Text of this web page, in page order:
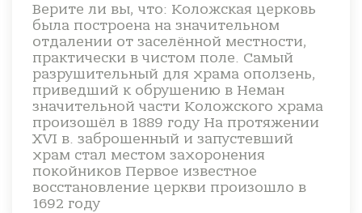
Верите ли вы, что: Коложская церковь
была построена на значительном
отдалении от заселённой местности,
практически в чистом поле. Самый
разрушительный для храма оползень,
приведший к обрушению в Неман
значительной части Коложского храма
произошёл в 1889 году На протяжении
XVI в. заброшенный и запустевший
храм стал местом захоронения
покойников Первое известное
восстановление церкви произошло в
1692 году